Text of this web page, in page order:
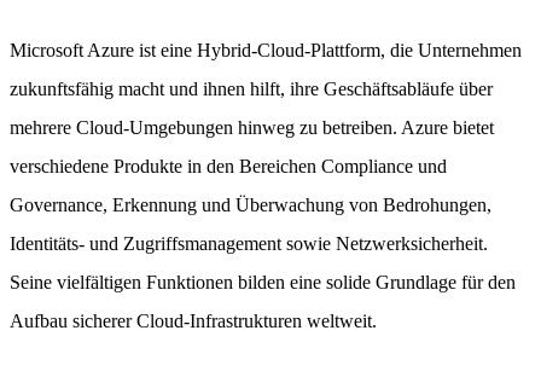
Microsoft Azure ist eine Hybrid-Cloud-Plattform, die Unternehmen
zukunftsfähig macht und ihnen hilft, ihre Geschäftsabläufe über
mehrere Cloud-Umgebungen hinweg zu betreiben. Azure bietet
verschiedene Produkte in den Bereichen Compliance und
Governance, Erkennung und Überwachung von Bedrohungen,
Identitäts- und Zugriffsmanagement sowie Netzwerksicherheit.
Seine vielfältigen Funktionen bilden eine solide Grundlage für den
Aufbau sicherer Cloud-Infrastrukturen weltweit.